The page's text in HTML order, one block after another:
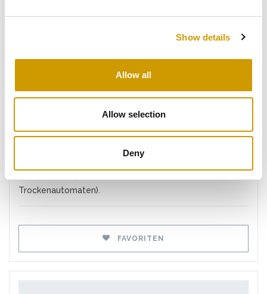
Show details
Allow all
Allow selection
Deny
V FLOOR
Instrumenten (z.B. kombinierte Wasch- und
Trockenautomaten).
FAVORITEN